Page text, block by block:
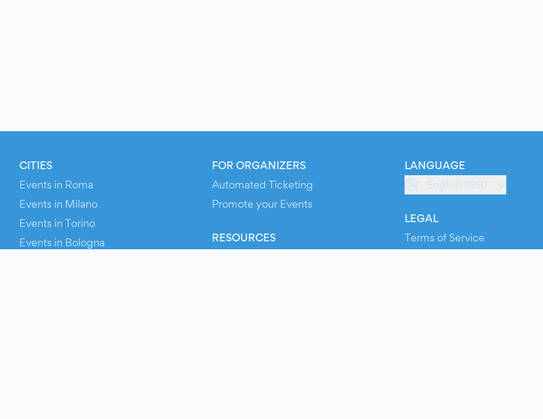
CITIES
Events in Roma
Events in Milano
Events in Torino
Events in Bologna
FOR ORGANIZERS
Automated Ticketing
Promote your Events
RESOURCES
LANGUAGE
English (GB)
LEGAL
Terms of Service